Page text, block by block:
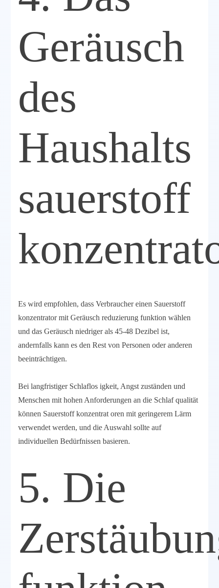
Geräusch
des
Haushalts
sauerstoff
Es wird empfohlen, dass Verbraucher einen Sauerstoff
konzentrator mit Geräusch reduzierung funktion wählen
und das Geräusch niedriger als 45-48 Dezibel ist,
andernfalls kann es den Rest von Personen oder anderen
beeinträchtigen.
Bei langfristiger Schlaflos igkeit, Angst zuständen und
Menschen mit hohen Anforderungen an die Schlaf qualität
können Sauerstoff konzentrat oren mit geringerem Lärm
verwendet werden, und die Auswahl sollte auf
individuellen Bedürfnissen basieren.
5. Die